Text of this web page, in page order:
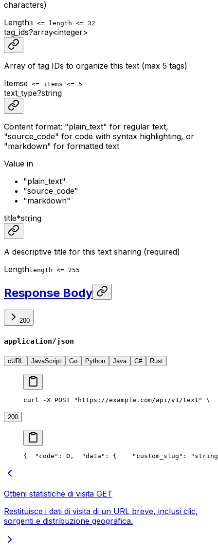
characters)
Length3 <= length <= 32
tag_ids?array<integer>
Array of tag IDs to organize this text (max 5 tags)
Items0 <= items <= 5
text_type?string
Content format: "plain_text" for regular text,
"source_code" for code with syntax highlighting, or
"markdown" for formatted text
Value in
"plain_text"
"source_code"
"markdown"
title*string
A descriptive title for this text sharing (required)
Lengthlength <= 255
Response Body
200
application/json
cURL JavaScript Go Python Java C# Rust
curl -X POST "https://example.com/api/v1/text" \
200
{
  "code": 0,
  "data": {
"custom_slug":
Ottieni statistiche di visita GET
Restituisce i dati di visita di un URL breve, inclusi clic,
sorgenti e distribuzione geografica.